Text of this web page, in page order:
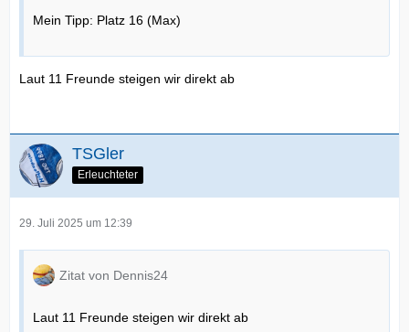
Mein Tipp: Platz 16 (Max)
Laut 11 Freunde steigen wir direkt ab
TSGler
Erleuchteter
29. Juli 2025 um 12:39
Zitat von Dennis24
Laut 11 Freunde steigen wir direkt ab